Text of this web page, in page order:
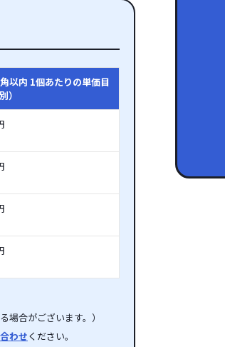
以内 1個あたりの単価目
）
場合がございます。）
わせください。